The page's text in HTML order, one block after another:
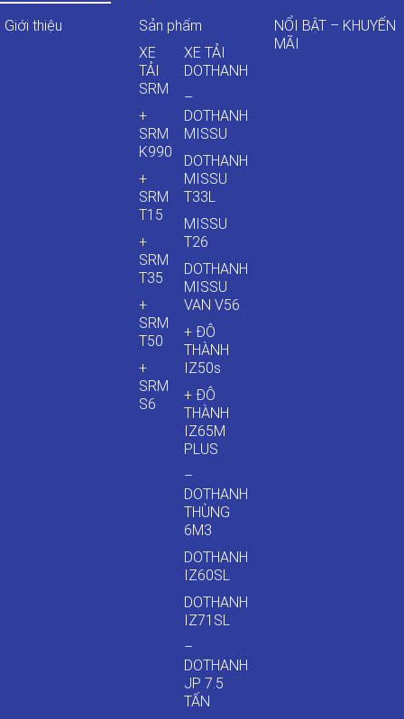
Giới thiệu
Sản phẩm
XE
TẢI
SRM
+
SRM
K990
+
SRM
T15
+
SRM
T35
+
SRM
T50
+
SRM
S6
XE TẢI
DOTHANH
–
DOTHANH
MISSU
DOTHANH
MISSU
T33L
MISSU
T26
DOTHANH
MISSU
VAN V56
+ ĐÔ
THÀNH
IZ50s
+ ĐÔ
THÀNH
IZ65M
PLUS
–
DOTHANH
THÙNG
6M3
DOTHANH
IZ60SL
DOTHANH
IZ71SL
–
DOTHANH
JP 7.5
TẤN
NỔI BẬT – KHUYẾN
MÃI